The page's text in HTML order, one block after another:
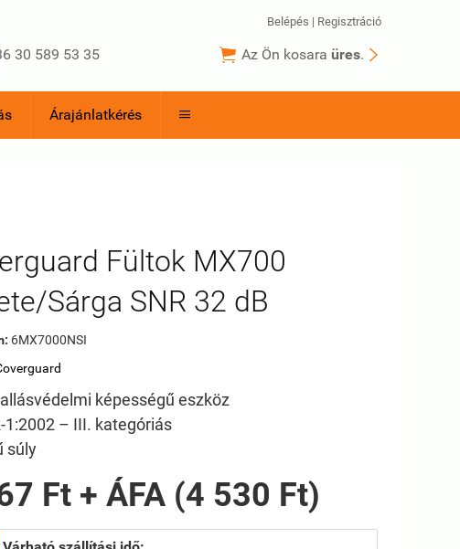
30 589 53 35  Az Ön kosara üres. 
Belépés | Regisztráció
Árajánlatkérés 
Fültok MX700
Sárga SNR 32 dB
6MX7000NSI
képességű eszköz
1:2002 – III. kategóriás
súly
Ft + ÁFA (4 530 Ft)